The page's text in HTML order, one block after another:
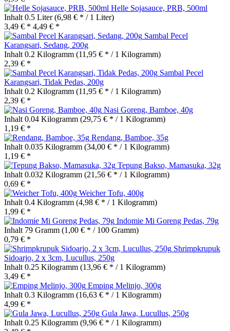
Helle Sojasauce, PRB, 500ml
Inhalt 0.5 Liter(6,98 € * / 1 Liter)
3,49 € * 4,49 € *
Sambal Pecel
Karangsari, Sedang, 200g
Inhalt 0.2 Kilogramm (11,95 € * / 1 Kilogramm)
2,39 € *
Sambal Pecel
Karangsari, Tidak Pedas, 200g
Inhalt 0.2 Kilogramm (11,95 € * / 1 Kilogramm)
2,39 € *
Nasi Goreng, Bamboe, 40g
Inhalt 0.04 Kilogramm (29,75 € * / 1 Kilogramm)
1,19 € *
Rendang, Bamboe, 35g
Inhalt 0.035 Kilogramm (34,00 € * / 1 Kilogramm)
1,19 € *
Tepung Bakso, Mamasuka, 32g
Inhalt 0.032 Kilogramm (21,56 € * / 1 Kilogramm)
0,69 € *
Weicher Tofu, 400g
Inhalt 0.4 Kilogramm (4,98 € * / 1 Kilogramm)
1,99 € *
Indomie Mi Goreng Pedas, 79g
Inhalt 79 Gramm (1,00 € * / 100 Gramm)
0,79 € *
Shrimpkrupuk
Sidoarjo, 2 x 3cm, Lucullus, 250g
Inhalt 0.25 Kilogramm (13,96 € * / 1 Kilogramm)
3,49 € *
Emping Melinjo, 300g
Inhalt 0.3 Kilogramm (16,63 € * / 1 Kilogramm)
4,99 € *
Gula Jawa, Lucullus, 250g
Inhalt 0.25 Kilogramm (9,96 € * / 1 Kilogramm)